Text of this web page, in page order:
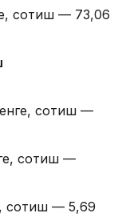
сотиш — 73,06
сотиш —
сотиш —
сотиш — 5,69